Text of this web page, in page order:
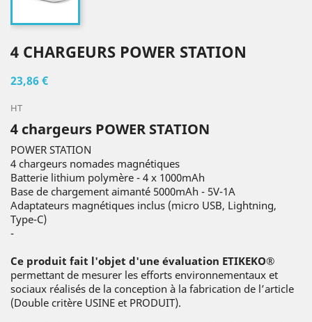
4 CHARGEURS POWER STATION
23,86 €
HT
4 chargeurs POWER STATION
POWER STATION
4 chargeurs nomades magnétiques
Batterie lithium polymère - 4 x 1000mAh
Base de chargement aimanté 5000mAh - 5V-1A
Adaptateurs magnétiques inclus (micro USB, Lightning,
Type-C)
-
Ce produit fait l'objet d'une évaluation ETIKEKO®
permettant de mesurer les efforts environnementaux et
sociaux réalisés de la conception à la fabrication de l’article
(Double critère USINE et PRODUIT).